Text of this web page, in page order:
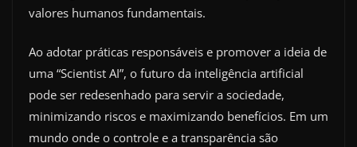
valores humanos fundamentais.
Ao adotar práticas responsáveis e promover a ideia de
uma “Scientist AI”, o futuro da inteligência artificial
pode ser redesenhado para servir a sociedade,
minimizando riscos e maximizando benefícios. Em um
mundo onde o controle e a transparência são